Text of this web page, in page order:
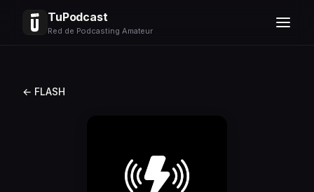
TuPodcast
Red de Podcasting Amateur
← FLASH